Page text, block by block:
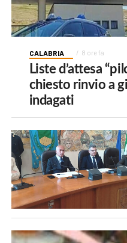
CALABRIA 8 ore fa
Liste d’attesa
chiesto rinvio a
indagati